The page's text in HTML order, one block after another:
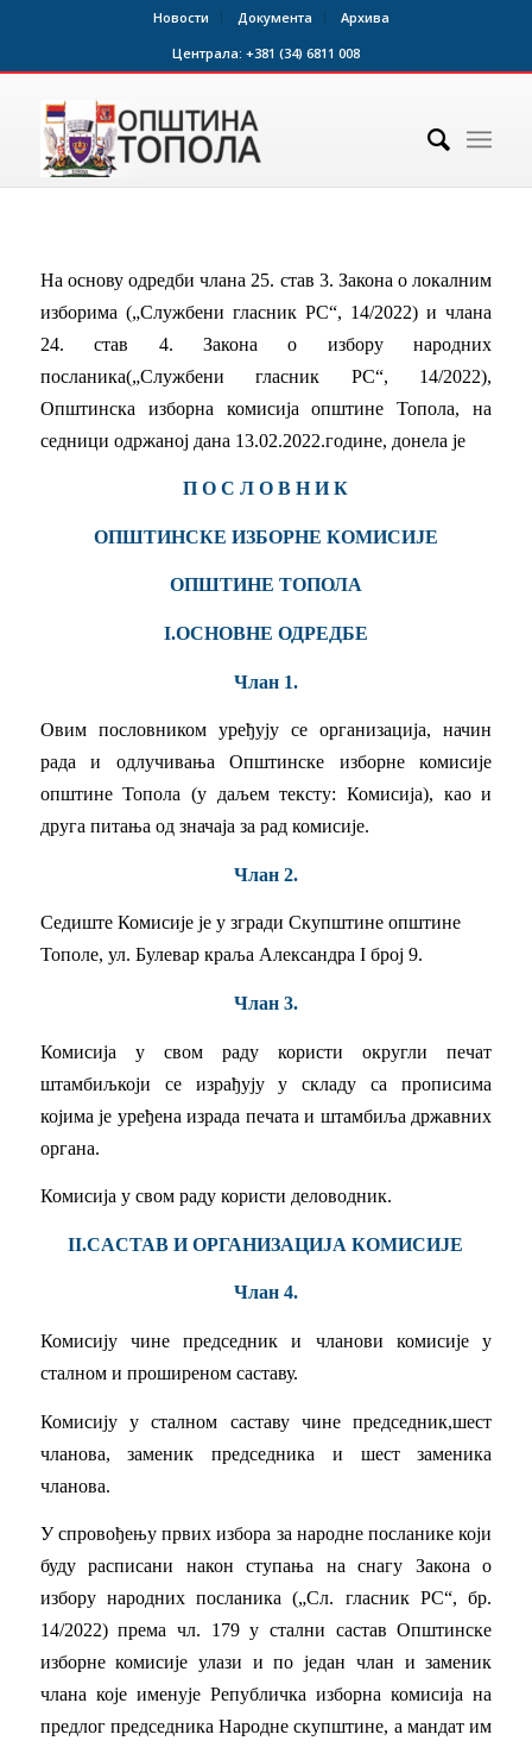
Новости Документа
Архива
Централа: +381 (34) 6811 008
На основу одредби члана 25. став 3. Закона о локалним
изборима („Службени гласник РС“, 14/2022) и члана
24. став 4. Закона о избору народних
посланика(„Службени гласник РС“, 14/2022),
Општинска изборна комисија општине Топола, на
седници одржаној дана 13.02.2022.године, донела је
П О С Л О В Н И К
ОПШТИНСКЕ ИЗБОРНЕ КОМИСИЈЕ
ОПШТИНЕ ТОПОЛА
I.ОСHOBHE ОДРЕДБЕ
Члан 1.
Овим пословником уређују се организација, начин
рада и одлучивања Општинске изборне комисије
општине Топола (у даљем тексту: Комисија), као и
друга питања од значаја за рад комисије.
Члан 2.
Седиште Комисије је у згради Скупштине општине
Тополе, ул. Булевар краља Александра I број 9.
Члан 3.
Комисија у свом раду користи округли печат
штамбиљкоји се израђују у складу са прописима
којима је уређена израда печата и штамбиља државних
органа.
Комисија у свом раду користи деловодник.
II.CACTAB И ОРГАНИЗАЦИЈА КОМИСИЈЕ
Члан 4.
Комисију чине председник и чланови комисије у
сталном и проширеном саставу.
Комисију у сталном саставу чине председник,шест
чланова, заменик председника и шест заменика
чланова.
У спровођењу првих избора за народне посланике који
буду расписани након ступања на снагу Закона о
избору народних посланика („Сл. гласник РС“, бр.
14/2022) према чл. 179 у стални састав Општинске
изборне комисије улази и по један члан и заменик
члана које именује Републичка изборна комисија на
предлог председника Народне скупштине, а мандат им